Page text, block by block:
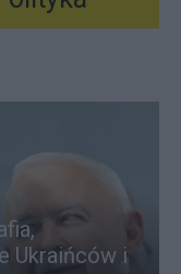
Ukraińców i